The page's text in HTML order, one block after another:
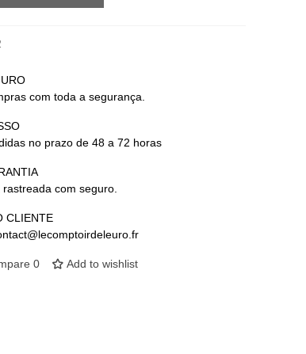
com toda a segurança.
no prazo de 48 a 72 horas
com seguro.
CLIENTE
0 Add to wishlist